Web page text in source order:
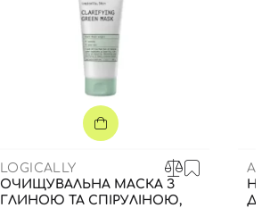
LOGICALLY
ОЧИЩУВАЛЬНА МАСКА З
ГЛИНОЮ ТА СПІРУЛІНОЮ,